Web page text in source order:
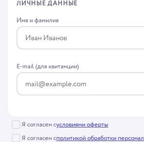
ЛИЧНЫЕ ДАННЫЕ
Имя и фамилия
E-mail (для квитанции)
Я согласен сусловиями оферты
Я согласен сполитикой обработки